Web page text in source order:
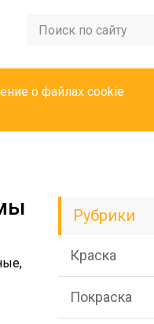
о файлах cookie
Рубрики
Краска
Покраска